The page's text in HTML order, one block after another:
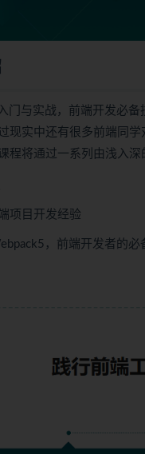
门与实战，前端开发必
现实中还有很多前端同
程将通过一系列由浅入
项目开发经验
，前端开发者的